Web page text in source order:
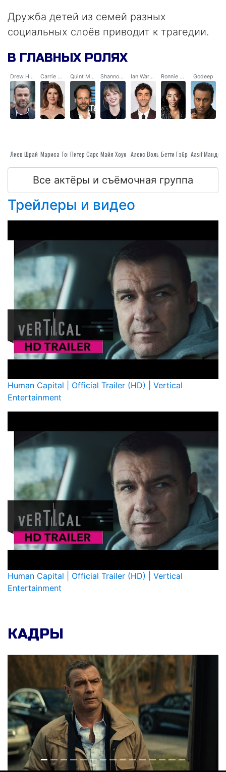
Дружба детей из семей разных
социальных слоёв приводит к трагедии.
В ГЛАВНЫХ РОЛЯХ
Drew Hagel
Лиев Шрайбер
Carrie Manning
Мариса Томей
Quint Manning
Питер Сарсгаард
Shannon Hagel
Майя Хоук
Ian Warfield
Алекс Вольфф
Ronnie Hagel
Бетти Гэбриел
Godeep
Aasif Мандви
Все актёры и съёмочная группа
Трейлеры и видео
Human Capital | Official Trailer (HD) | Vertical
Entertainment
Human Capital | Official Trailer (HD) | Vertical
Entertainment
КАДРЫ